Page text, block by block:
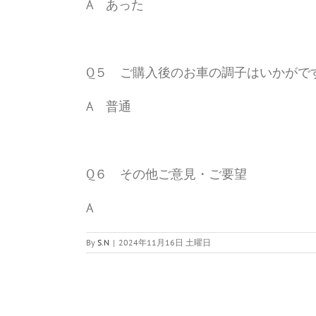
A あった
Q５ ご購入後のお車の調子はいかがで
A 普通
Q６ その他ご意見・ご要望
A
By S.N | 2024年11月16日 土曜日